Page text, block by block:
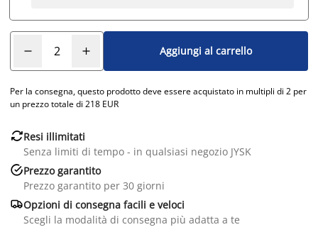
Aggiungi al carrello
Per la consegna, questo prodotto deve essere acquistato in multipli di 2 per
un prezzo totale di 218 EUR
Resi illimitati
Senza limiti di tempo - in qualsiasi negozio JYSK
Prezzo garantito
Prezzo garantito per 30 giorni
Opzioni di consegna facili e veloci
Scegli la modalità di consegna più adatta a te